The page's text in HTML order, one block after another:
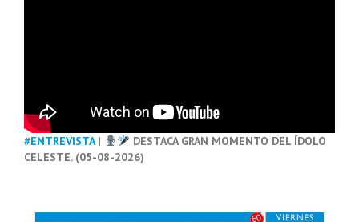
#ENTREVISTA|
DESTACA GRAN MOMENTO DEL ÍDOLO
CELESTE. (05-08-2026)